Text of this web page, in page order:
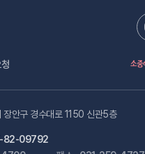
안구 경수대로 1150 신관5층
82-09792